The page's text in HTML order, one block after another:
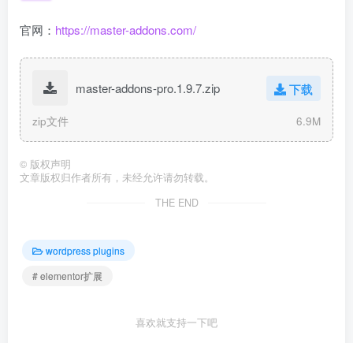
官网： https://master-addons.com/
master-addons-pro.1.9.7.zip 下载
zip文件 6.9M
© 版权声明
文章版权归作者所有，未经允许请勿转载。
THE END
wordpress plugins
# elementor扩展
喜欢就支持一下吧